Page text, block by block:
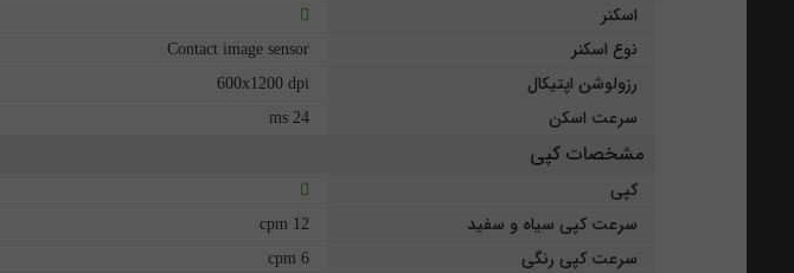
اسکنر
نوع اسکنر
Contact image sensor
رزولوشن اپتیکال
600x1200 dpi
سرعت اسکن
24 ms
مشخصات کپی
کپی
سرعت کپی سیاه و سفید
12 cpm
سرعت کپی رنگی
6 cpm